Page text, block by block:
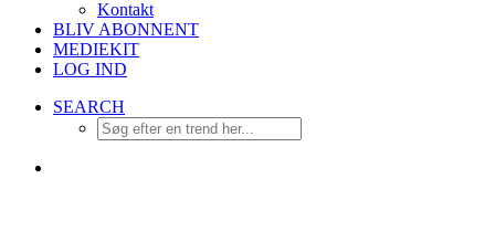
Kontakt
BLIV ABONNENT
MEDIEKIT
LOG IND
SEARCH